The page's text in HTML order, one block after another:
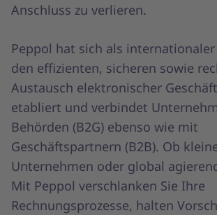
Anschluss zu verlieren.
Peppol hat sich als
den effizienten, sicheren sowie
Austausch elektronischer
etabliert und verbindet
Behörden (B2G) ebenso wie mit
Geschäftspartnern (B2B). Ob
Unternehmen oder global
Mit Peppol verschlanken Sie Ihre
Rechnungsprozesse, halten